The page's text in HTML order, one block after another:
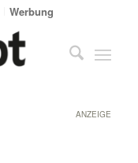
Werbung
ANZEIGE